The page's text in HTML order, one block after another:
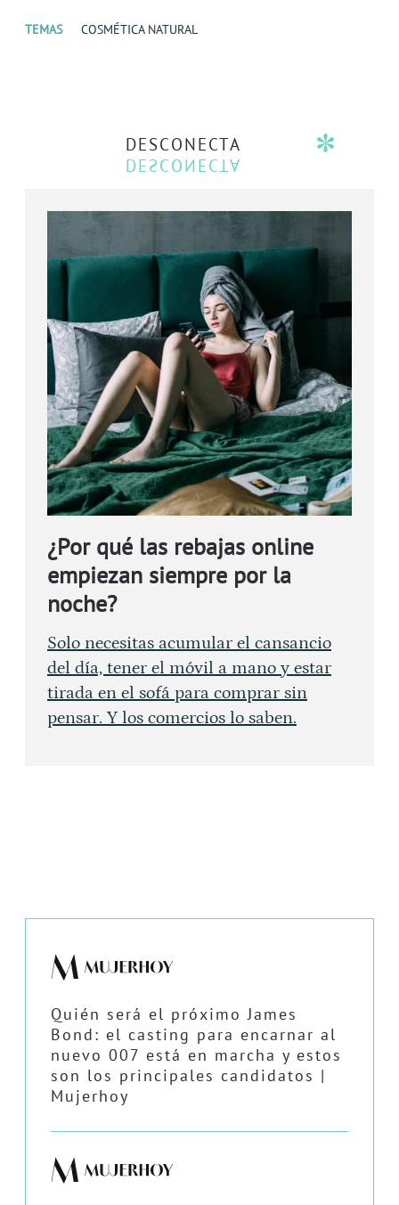
TEMAS COSMÉTICA NATURAL
DESCONECTA
¿Por qué las rebajas online
empiezan siempre por la
noche?
Solo necesitas acumular el cansancio
del día, tener el móvil a mano y estar
tirada en el sofá para comprar sin
pensar. Y los comercios lo saben.
Quién será el próximo James
Bond: el casting para encarnar al
nuevo 007 está en marcha y estos
son los principales candidatos |
Mujerhoy